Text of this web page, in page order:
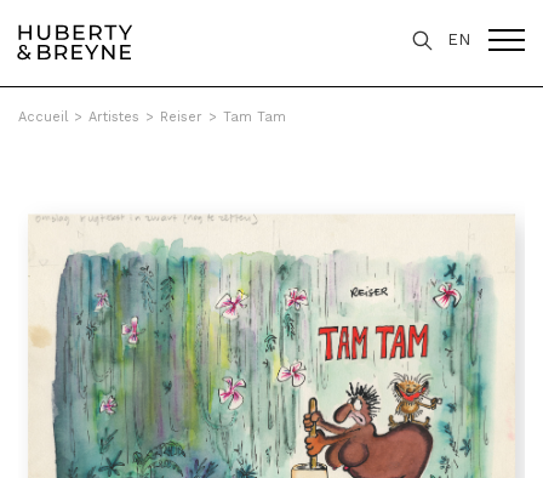
EN
Accueil > Artistes > Reiser > Tam Tam